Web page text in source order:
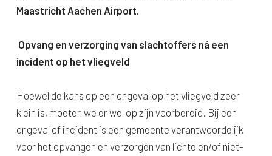
Maastricht Aachen Airport.
Opvang en verzorging van slachtoffers ná een
incident op het vliegveld
Hoewel de kans op een ongeval op het vliegveld zeer
klein is, moeten we er wel op zijn voorbereid. Bij een
ongeval of incident is een gemeente verantwoordelijk
voor het opvangen en verzorgen van lichte en/of niet-